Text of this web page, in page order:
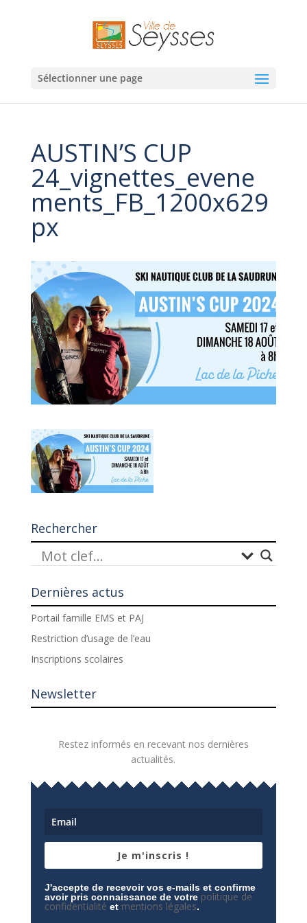
Sélectionner une page
AUSTIN’S CUP
24_vignettes_evene
ments_FB_1200x629
px
Rechercher
Dernières actus
Portail famille EMS et PAJ
Restriction d’usage de l’eau
Inscriptions scolaires
Newsletter
Restez informés en recevant nos dernières
actualités.
Je m'inscris !
J'accepte de recevoir vos e-mails et confirme
avoir pris connaissance de votre politique de
confidentialité et mentions légales.